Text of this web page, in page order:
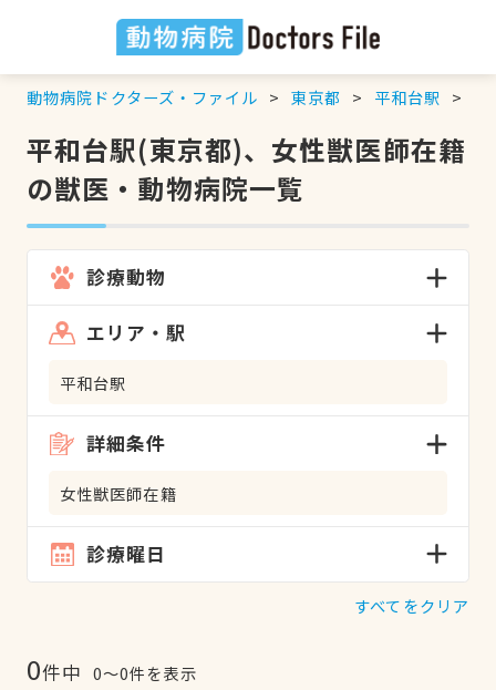
動物病院ドクターズ・ファイル 東京都 平和台駅
平和台駅(東京都)、女性獣医師在籍
の獣医・動物病院一覧
診療動物
エリア・駅
平和台駅
詳細条件
女性獣医師在籍
診療曜日
すべてをクリア
0件中 0〜0件を表示